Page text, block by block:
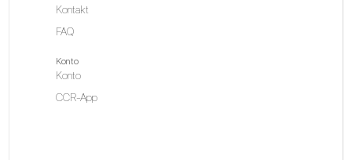
Kontakt
FAQ
Konto
Konto
CCR-App